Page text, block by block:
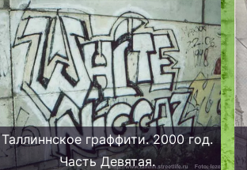
Таллиннское граффити. 2000 год.
Часть Девятая.